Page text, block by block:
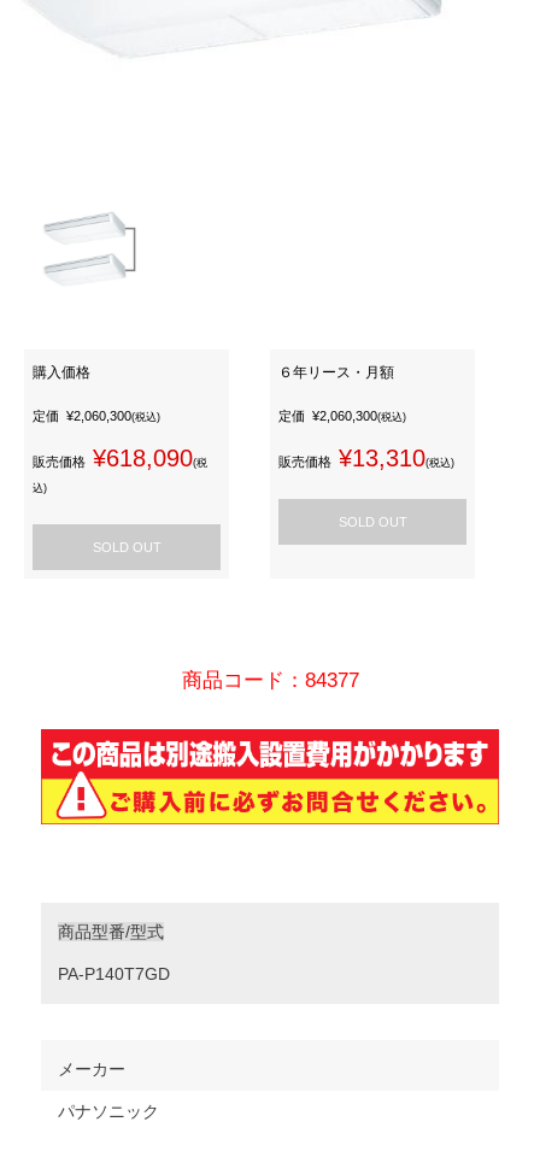
購入価格
定価 ¥2,060,300(税込)
販売価格 ¥618,090(税
込)
SOLD OUT
６年リース・月額
定価 ¥2,060,300(税込)
販売価格 ¥13,310(税込)
SOLD OUT
商品コード：84377
商品型番/型式
PA-P140T7GD
メーカー
パナソニック